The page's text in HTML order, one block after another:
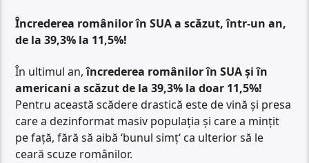
Încrederea românilor în SUA a scăzut, într-un an,
de la 39,3% la 11,5%!
În ultimul an,încrederea românilor în SUA și în
americani a scăzut de la 39,3% la doar 11,5%!
Pentru această scădere drastică este de vină și presa
care a dezinformat masiv populația și care a mințit
pe față, fără să aibă ‘bunul simț‘ ca ulterior să le
ceară scuze românilor.